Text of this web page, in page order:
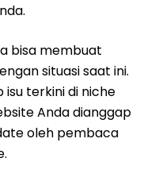
bisa membuat
situasi saat ini.
terkini di niche
Anda dianggap
oleh pembaca